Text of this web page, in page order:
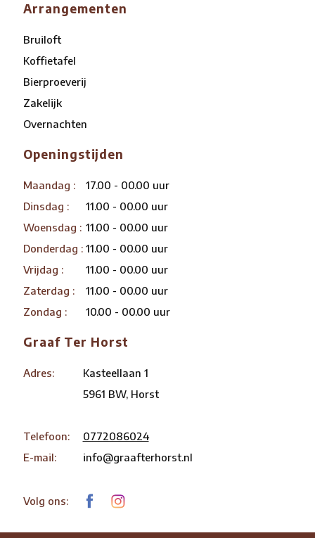
Arrangementen
Bruiloft
Koffietafel
Bierproeverij
Zakelijk
Overnachten
Openingstijden
Maandag :
17.00 - 00.00 uur
Dinsdag :
11.00 - 00.00 uur
Woensdag : 11.00 - 00.00 uur
Donderdag :11.00 - 00.00 uur
Vrijdag :
11.00 - 00.00 uur
Zaterdag :
11.00 - 00.00 uur
Zondag :
10.00 - 00.00 uur
Graaf Ter Horst
Adres:
Kasteellaan 1
5961 BW, Horst
Telefoon:
0772086024
E-mail:
info@graafterhorst.nl
Volg ons: